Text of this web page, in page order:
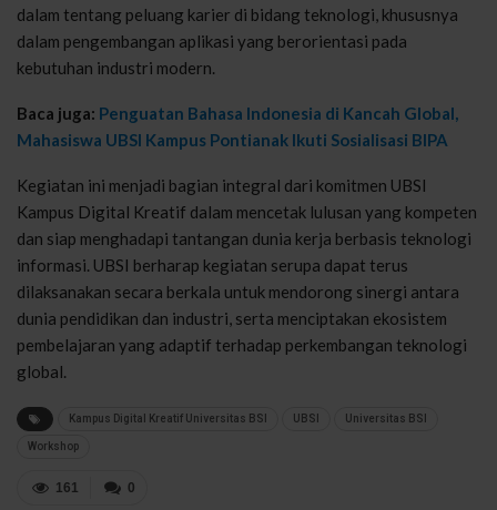
dalam tentang peluang karier di bidang teknologi, khususnya
dalam pengembangan aplikasi yang berorientasi pada
kebutuhan industri modern.
Baca juga: Penguatan Bahasa Indonesia di Kancah Global,
Mahasiswa UBSI Kampus Pontianak Ikuti Sosialisasi BIPA
Kegiatan ini menjadi bagian integral dari komitmen UBSI
Kampus Digital Kreatif dalam mencetak lulusan yang kompeten
dan siap menghadapi tantangan dunia kerja berbasis teknologi
informasi. UBSI berharap kegiatan serupa dapat terus
dilaksanakan secara berkala untuk mendorong sinergi antara
dunia pendidikan dan industri, serta menciptakan ekosistem
pembelajaran yang adaptif terhadap perkembangan teknologi
global.
Kampus Digital Kreatif Universitas BSI UBSI Universitas BSI
Workshop
0
161